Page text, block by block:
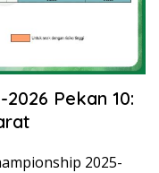
Pekan 10:
2025-